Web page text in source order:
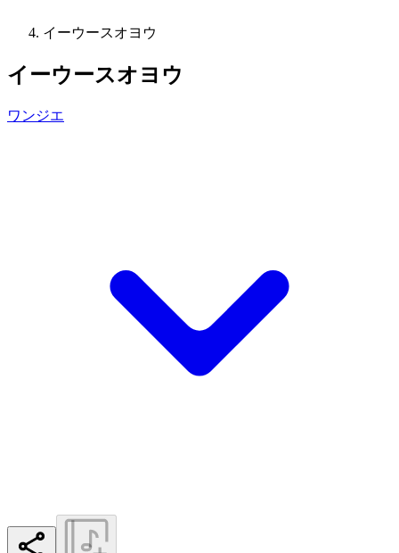
イーウースオヨウ
イーウースオヨウ
ワンジエ